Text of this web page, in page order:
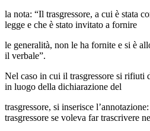
la nota: “Il trasgressore, a cui è stata
legge e che è stato invitato a fornire
le generalità, non le ha fornite e si è
il verbale”.
Nel caso in cui il trasgressore si rifiuti
in luogo della dichiarazione del
trasgressore, si inserisce
trasgressore se voleva far trascrivere